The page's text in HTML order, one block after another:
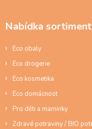
Nabídka
Eco obaly
Eco drogerie
Eco kosmetika
Eco domácnost
Pro děti a maminky
Zdravé potraviny / BIO